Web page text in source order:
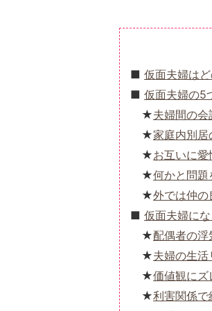
仮面夫婦は
仮面夫婦の5
夫婦間の会
家庭内別居
お互いに
何かと問題
外では仲の
仮面夫婦に
配偶者の浮
夫婦の生
価値観にズ
利害関係で